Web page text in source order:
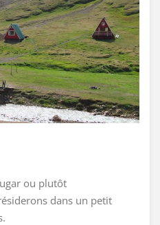
ou plutôt
dans un petit